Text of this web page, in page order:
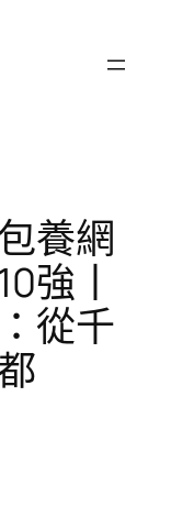
養網
強丨
從千